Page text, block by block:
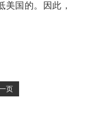
国的。因此，
页